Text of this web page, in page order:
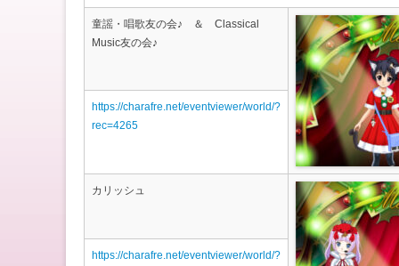
童謡・唱歌友の会♪ ＆ Classical
Music友の会♪
https://charafre.net/eventviewer/world/?
rec=4265
カリッシュ
https://charafre.net/eventviewer/world/?